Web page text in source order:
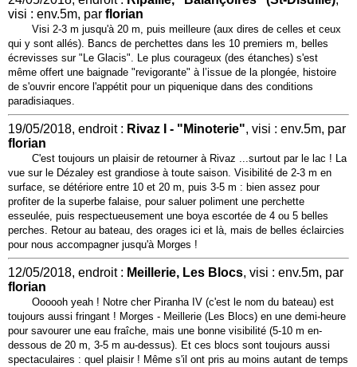
visi : env.5m, par florian
Visi 2-3 m jusqu'à 20 m, puis meilleure (aux dires de celles et ceux
qui y sont allés). Bancs de perchettes dans les 10 premiers m, belles
écrevisses sur "Le Glacis". Le plus courageux (des étanches) s'est
même offert une baignade "revigorante" à l’issue de la plongée, histoire
de s'ouvrir encore l'appétit pour un piquenique dans des conditions
paradisiaques.
19/05/2018, endroit : Rivaz I - "Minoterie", visi : env.5m, par
florian
C'est toujours un plaisir de retourner à Rivaz ...surtout par le lac ! La
vue sur le Dézaley est grandiose à toute saison. Visibilité de 2-3 m en
surface, se détériore entre 10 et 20 m, puis 3-5 m : bien assez pour
profiter de la superbe falaise, pour saluer poliment une perchette
esseulée, puis respectueusement une boya escortée de 4 ou 5 belles
perches. Retour au bateau, des orages ici et là, mais de belles éclaircies
pour nous accompagner jusqu'à Morges !
12/05/2018, endroit : Meillerie, Les Blocs, visi : env.5m, par
florian
Oooooh yeah ! Notre cher Piranha IV (c'est le nom du bateau) est
toujours aussi fringant ! Morges - Meillerie (Les Blocs) en une demi-heure
pour savourer une eau fraîche, mais une bonne visibilité (5-10 m en-
dessous de 20 m, 3-5 m au-dessus). Et ces blocs sont toujours aussi
spectaculaires : quel plaisir ! Même s'il ont pris au moins autant de temps